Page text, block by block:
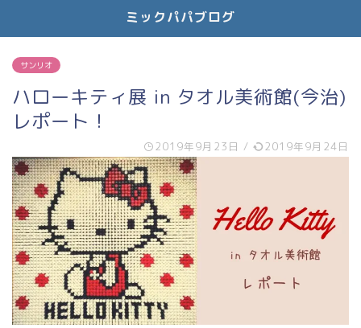
ミックパパブログ
サンリオ
ハローキティ展 in タオル美術館(今治)
レポート！
2019年9月23日 / 2019年9月24日